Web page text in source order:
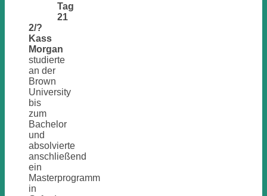
Tag
21
2/?
Kass
Morgan
studierte
an der
Brown
University
bis
zum
Bachelor
und
absolvierte
anschließend
ein
Masterprogramm
in